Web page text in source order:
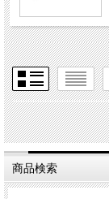
商品検索